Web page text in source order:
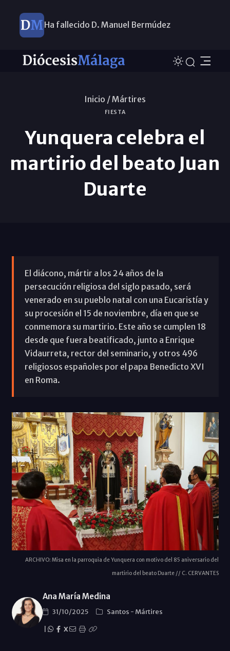
Ha fallecido D. Manuel Bermúdez
Inicio /Mártires
FIESTA
Yunquera celebra el
martirio del beato Juan
Duarte
El diácono, mártir a los 24 años de la
persecución religiosa del siglo pasado, será
venerado en su pueblo natal con una Eucaristía y
su procesión el 15 de noviembre, día en que se
conmemora su martirio. Este año se cumplen 18
desde que fuera beatificado, junto a Enrique
Vidaurreta, rector del seminario, y otros 496
religiosos españoles por el papa Benedicto XVI
en Roma.
ARCHIVO: Misa en la parroquia de Yunquera con motivo del 85 aniversario del
martirio del beato Duarte // C. CERVANTES
Ana María Medina
31/10/2025 Santos - Mártires
X